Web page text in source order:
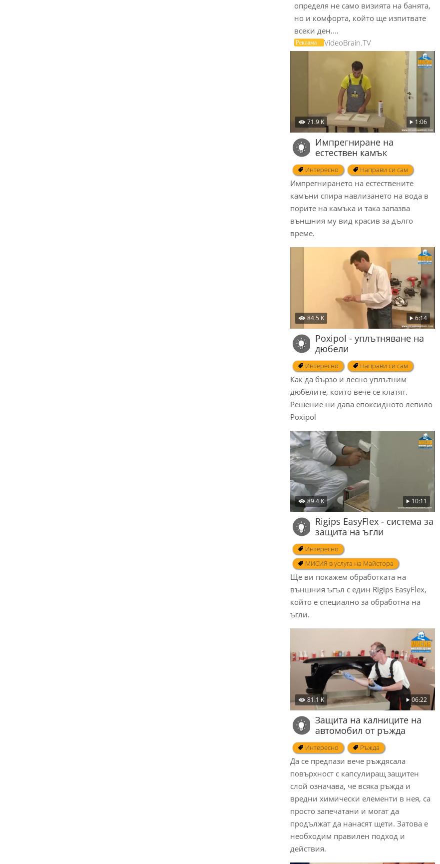
определя не само визията на банята,
но и комфорта, който ще изпитвате
всеки ден....
VideoBrain.TV
71.9 K 1:06
Импрегниране на
естествен камък
Интересно Направи си сам
Импрегнирането на естествените
камъни спира навлизането на вода в
порите на камъка и така запазва
външния му вид красив за дълго
време.
84.5 K 6:14
Poxipol - уплътняване на
дюбели
Интересно Направи си сам
Как да бързо и лесно уплътним
дюбелите, които вече се клатят.
Решение ни дава епоксидното лепило
Poxipol
89.4 K 10:11
Rigips EasyFlex - система за
защита на ъгли
Интересно
МИСИЯ в услуга на Майстора
Ще ви покажем обработката на
външния ъгъл с един Rigips EasyFlex,
който е специално за обработна на
ъгли.
81.1 K 06:22
Защита на калниците на
автомобил от ръжда
Интересно Ръжда
Да се предпази вече ръждясала
повърхност с капсулиращ защитен
слой означава, че всяка ръжда и
вредни химически елементи в нея, са
просто запечатани и могат да
продължат да нанасят щети. Затова е
необходим правилен подход и
действия.